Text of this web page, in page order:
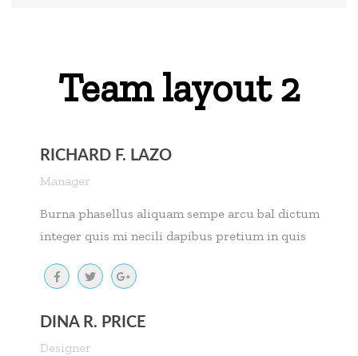
Team layout 2
RICHARD F. LAZO
Manager
Burna phasellus aliquam sempe arcu bal dictum
integer quis mi necili dapibus pretium in quis
DINA R. PRICE
Designer